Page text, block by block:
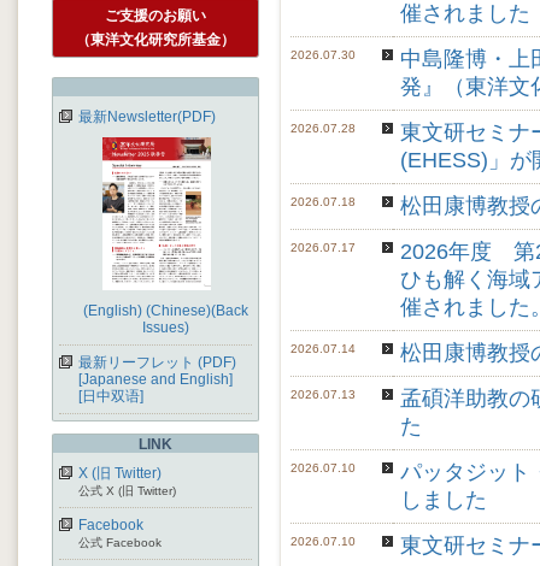
ご支援のお願い
（東洋文化研究所基金）
最新Newsletter(PDF)
(English) (Chinese)(Back
Issues)
最新リーフレット (PDF)
[Japanese and English]
[日中双语]
LINK
X (旧 Twitter)
公式 X (旧 Twitter)
Facebook
公式 Facebook
催されました
2026.07.30
中島隆博・上
発』（東洋文
2026.07.28
東文研セミナ
(EHESS)」
2026.07.18 松田康博教授
2026.07.17
2026年度 第
ひも解く海域
催されました
2026.07.14 松田康博教授
2026.07.13
孟碩洋助教の
た
2026.07.10
パッタジット
しました
2026.07.10 東文研セミナ